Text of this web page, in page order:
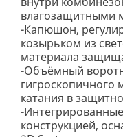
влагозащитными
-Капюшон,
козырьком из
материала
-Объёмный
гигроскопичного
катания в
-
конструкцией,